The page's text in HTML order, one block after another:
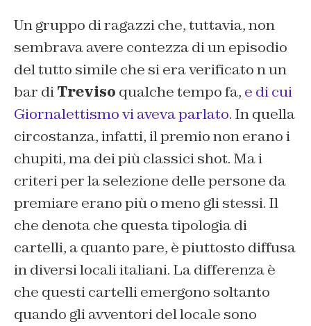
Un gruppo di ragazzi che, tuttavia, non
sembrava avere contezza di un episodio
del tutto simile che si era verificato n un
bar diTreviso qualche tempo fa, e di cui
Giornalettismovi aveva parlato. In quella
circostanza, infatti, il premio non erano i
chupiti, ma dei più classici shot. Ma i
criteri per la selezione delle persone da
premiare erano più o meno gli stessi. Il
che denota che questa tipologia di
cartelli, a quanto pare, è piuttosto diffusa
in diversi locali italiani. La differenza è
che questi cartelli emergono soltanto
quando gli avventori del locale sono